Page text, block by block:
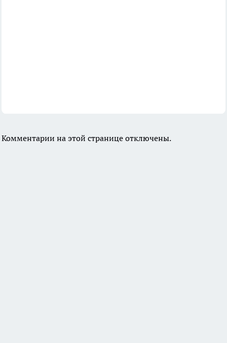
Комментарии на этой странице отключены.